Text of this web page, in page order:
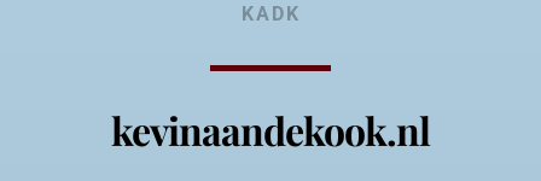
KADK
kevinaandekook.nl